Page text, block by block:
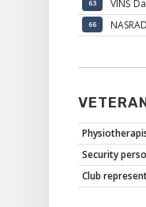
63 VINŠ
66
Security
Club